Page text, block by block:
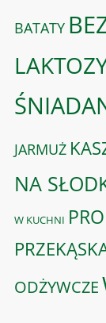
BATATY
JARMUŻ
NA
W KUCHNI
ODŻYWCZE